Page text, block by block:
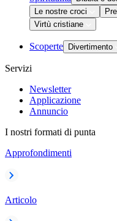
Le nostre croci
Virtù cristiane
Scoperte Divertimento
Servizi
Newsletter
Applicazione
Annuncio
I nostri formati di punta
Approfondimenti
Articolo